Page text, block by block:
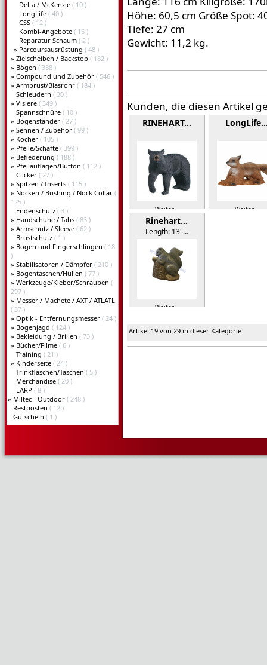
Delta / McKenzie ( 10 )
LongLife ( 40 )
CSS ( 12 )
Kombi-Angebote ( 16 )
Reparatur Schaum ( 2 )
» Parcoursausrüstung ( 48 )
» Zielscheiben / Backstop ( 182 )
» Bögen ( 388 )
» Compound und Zubehör ( 546 )
» Armbrust/Blasrohr ( 184 )
Schleudern ( 30 )
» Visiere ( 349 )
Spannschnüre ( 10 )
» Bogenständer ( 27 )
» Sehnen / Zubehör ( 99 )
» Köcher ( 105 )
» Pfeile/Schäfte ( 399 )
» Befiederung ( 188 )
» Pfeilauflagen/Button ( 112 )
Clicker ( 27 )
» Spitzen / Inserts ( 115 )
» Nocken / Bushing / Nock Collar (
125 )
Endenschutz ( 3 )
» Handschuhe / Tabs ( 83 )
» Armschutz / Sleeve ( 62 )
Brustschutz ( 1 )
» Bogen und Fingerschlingen ( 18
)
» Stabilisatoren / Dämpfer ( 210 )
» Bogentaschen/Hüllen ( 77 )
» Werkzeuge/Kleber/Schrauben (
297 )
» Messer / Machete / AXT / ATLATL
( 37 )
» Optik - Entfernungsmesser ( 24 )
» Bogenjagd ( 124 )
» Bekleidung / Brillen ( 73 )
» Bücher/Filme ( 6 )
Training ( 21 )
» Kinderseite ( 24 )
Trinkflaschen/Taschen ( 5 )
Merchandise ( 20 )
LARP ( 8 )
» Miltec - Outdoor ( 248 )
Restposten ( 12 )
Gutschein ( 1 )
Höhe: 60,5 cm Größe Spot:
Tiefe: 27 cm
Gewicht: 11,2 kg.
Kunden, die diesen Artikel
RINEHART…
Weiter » Weiter »
Rinehart…
Length: 13"…
Weiter »
Artikel 19 von 29 in dieser Kategorie